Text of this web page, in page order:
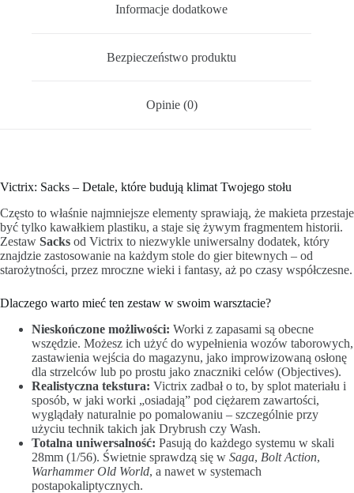
Informacje dodatkowe
Bezpieczeństwo produktu
Opinie (0)
Victrix: Sacks – Detale, które budują klimat Twojego stołu
Często to właśnie najmniejsze elementy sprawiają, że makieta przestaje
być tylko kawałkiem plastiku, a staje się żywym fragmentem historii.
Zestaw Sacks od Victrix to niezwykle uniwersalny dodatek, który
znajdzie zastosowanie na każdym stole do gier bitewnych – od
starożytności, przez mroczne wieki i fantasy, aż po czasy współczesne.
Dlaczego warto mieć ten zestaw w swoim warsztacie?
Nieskończone możliwości: Worki z zapasami są obecne
wszędzie. Możesz ich użyć do wypełnienia wozów taborowych,
zastawienia wejścia do magazynu, jako improwizowaną osłonę
dla strzelców lub po prostu jako znaczniki celów (Objectives).
Realistyczna tekstura: Victrix zadbał o to, by splot materiału i
sposób, w jaki worki „osiadają” pod ciężarem zawartości,
wyglądały naturalnie po pomalowaniu – szczególnie przy
użyciu technik takich jak Drybrush czy Wash.
Totalna uniwersalność: Pasują do każdego systemu w skali
28mm (1/56). Świetnie sprawdzą się w Saga, Bolt Action,
Warhammer Old World, a nawet w systemach
postapokaliptycznych.